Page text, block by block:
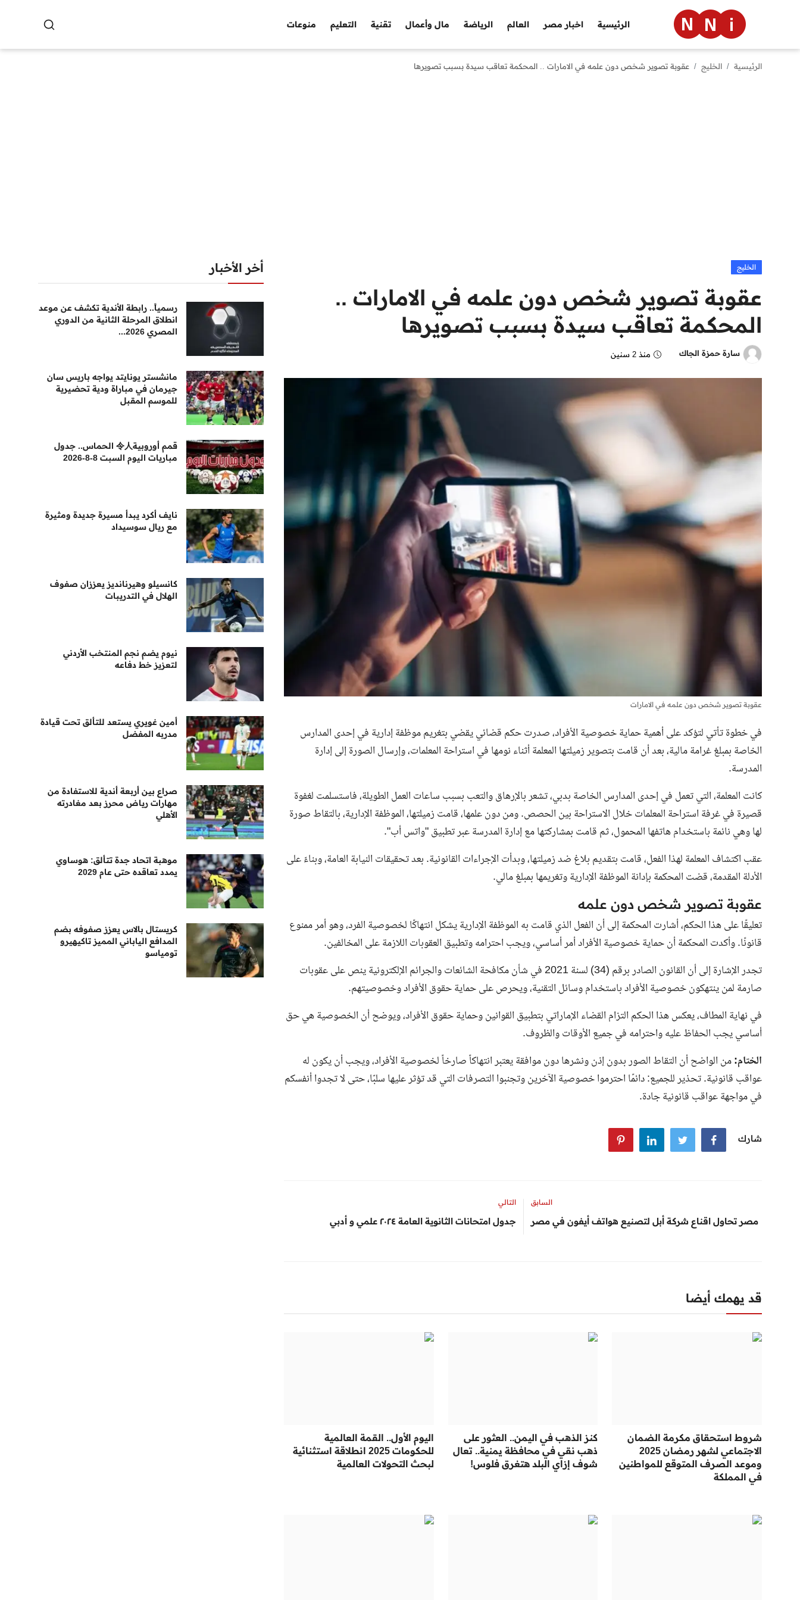
الرئيسية اخبار مصر العالم الرياضة مال وأعمال تقنية التعليم منوعات
منوعات
الرئيسية الخليج عقوبة تصوير شخص دون علمه في الامارات .. المحكمة تعاقب سيدة بسبب تصويرها
الخليج
عقوبة تصوير شخص دون علمه في الامارات ..
المحكمة تعاقب سيدة بسبب تصويرها
سارة حمزة الجاك منذ 2 سنين
عقوبة تصوير شخص دون علمه في الامارات
في خطوة تأتي لتؤكد على أهمية حماية خصوصية الأفراد، صدرت حكم قضائي يقضي بتغريم موظفة إدارية في إحدى المدارس
الخاصة بمبلغ غرامة مالية، بعد أن قامت بتصوير زميلتها المعلمة أثناء نومها في استراحة المعلمات، وإرسال الصورة إلى إدارة
المدرسة.
كانت المعلمة، التي تعمل في إحدى المدارس الخاصة بدبي، تشعر بالإرهاق والتعب بسبب ساعات العمل الطويلة، فاستسلمت لغفوة
قصيرة في غرفة استراحة المعلمات خلال الاستراحة بين الحصص. ومن دون علمها، قامت زميلتها، الموظفة الإدارية، بالتقاط صورة
لها وهي نائمة باستخدام هاتفها المحمول، ثم قامت بمشاركتها مع إدارة المدرسة عبر تطبيق "واتس أب".
عقب اكتشاف المعلمة لهذا الفعل، قامت بتقديم بلاغ ضد زميلتها، وبدأت الإجراءات القانونية. بعد تحقيقات النيابة العامة، وبناءً على
الأدلة المقدمة، قضت المحكمة بإدانة الموظفة الإدارية وتغريمها بمبلغ مالي.
عقوبة تصوير شخص دون علمه
تعليقًا على هذا الحكم، أشارت المحكمة إلى أن الفعل الذي قامت به الموظفة الإدارية يشكل انتهاكًا لخصوصية الفرد، وهو أمر ممنوع
قانونًا. وأكدت المحكمة أن حماية خصوصية الأفراد أمر أساسي، ويجب احترامه وتطبيق العقوبات اللازمة على المخالفين.
تجدر الإشارة إلى أن القانون الصادر برقم (34) لسنة 2021 في شأن مكافحة الشائعات والجرائم الإلكترونية ينص على عقوبات
صارمة لمن ينتهكون خصوصية الأفراد باستخدام وسائل التقنية، ويحرص على حماية حقوق الأفراد وخصوصيتهم.
في نهاية المطاف، يعكس هذا الحكم التزام القضاء الإماراتي بتطبيق القوانين وحماية حقوق الأفراد، ويوضح أن الخصوصية هي حق
أساسي يجب الحفاظ عليه واحترامه في جميع الأوقات والظروف.
الختام:من الواضح أن التقاط الصور بدون إذن ونشرها دون موافقة يعتبر انتهاكاً صارخاً لخصوصية الأفراد، ويجب أن يكون له
عواقب قانونية. تحذير للجميع: دائمًا احترموا خصوصية الآخرين وتجنبوا التصرفات التي قد تؤثر عليها سلبًا، حتى لا تجدوا أنفسكم
في مواجهة عواقب قانونية جادة.
شارك
السابق
مصر تحاول اقناع شركة أبل لتصنيع هواتف أيفون في مصر
التالي
جدول امتحانات الثانوية العامة ٢٠٢٤ علمي و أدبي
قد يهمك أيضا
شروط استحقاق مكرمة الضمان
الاجتماعي لشهر رمضان 2025
وموعد الصرف المتوقع للمواطنين
في المملكة
كنز الذهب في اليمن.. العثور على
ذهب نقي في محافظة يمنية.. تعال
شوف إزاي البلد هتغرق فلوس!
اليوم الأول.. القمة العالمية
للحكومات 2025 انطلاقة استثنائية
لبحث التحولات العالمية
أخر الأخبار
رسمياً.. رابطة الأندية تكشف عن موعد
انطلاق المرحلة الثانية من الدوري
المصري 2026...
مانشستر يونايتد يواجه باريس سان
جيرمان في مباراة ودية تحضيرية
للموسم المقبل
قمم أوروبية令人 الحماس.. جدول
مباريات اليوم السبت 8-8-2026
نايف أكرد يبدأ مسيرة جديدة ومثيرة
مع ريال سوسيداد
كانسيلو وهيرنانديز يعززان صفوف
الهلال في التدريبات
نيوم يضم نجم المنتخب الأردني
لتعزيز خط دفاعه
أمين غويري يستعد للتألق تحت قيادة
مدربه المفضل
صراع بين أربعة أندية للاستفادة من
مهارات رياض محرز بعد مغادرته
الأهلي
موهبة اتحاد جدة تتألق: هوساوي
يمدد تعاقده حتى عام 2029
كريستال بالاس يعزز صفوفه بضم
المدافع الياباني المميز تاكيهيرو
تومياسو